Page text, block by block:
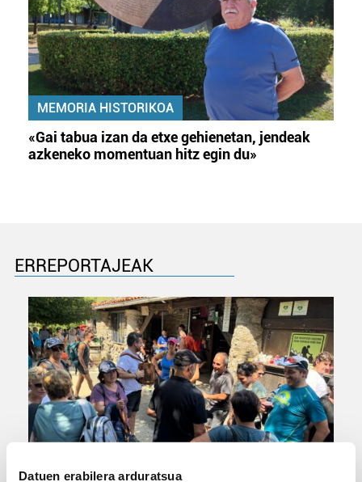
Datuen erabilera arduratsua
MEMORIA HISTORIKOA
«Gai tabua izan da etxe gehienetan, jendeak
azkeneko momentuan hitz egin du»
ERREPORTAJEAK